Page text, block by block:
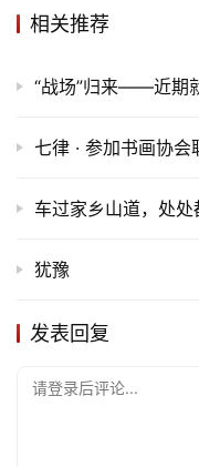
题
相关推荐
“战场”归来——近期
七律 · 参加书画协会
车过家乡山道，处处
犹豫
发表回复
请登录后评论...